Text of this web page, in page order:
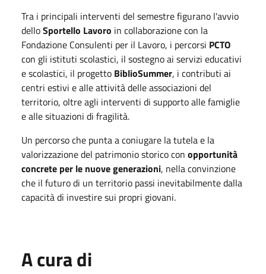
Tra i principali interventi del semestre figurano l'avvio
delloSportello Lavoro in collaborazione con la
Fondazione Consulenti per il Lavoro, i percorsi PCTO
con gli istituti scolastici, il sostegno ai servizi educativi
e scolastici, il progetto BiblioSummer, i contributi ai
centri estivi e alle attività delle associazioni del
territorio, oltre agli interventi di supporto alle famiglie
e alle situazioni di fragilità.
Un percorso che punta a coniugare la tutela e la
valorizzazione del patrimonio storico con opportunità
concrete per le nuove generazioni, nella convinzione
che il futuro di un territorio passi inevitabilmente dalla
capacità di investire sui propri giovani.
A cura di